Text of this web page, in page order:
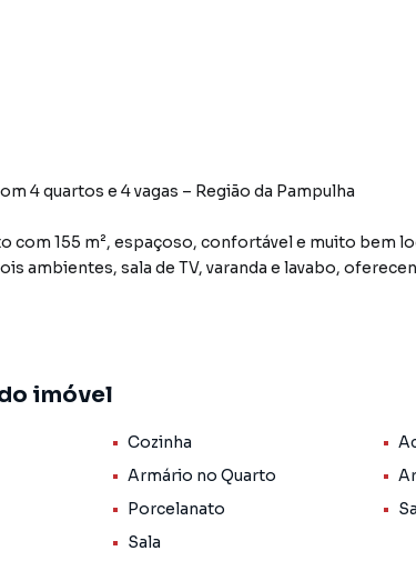
4 quartos e 4 vagas – Região da Pampulha
com 155 m², espaçoso, confortável e muito bem
ambientes, sala de TV, varanda e lavabo,
de área de serviço e DCE completa.
e 4 vagas de garagem cobertas e
com fácil acesso ao aeroporto da Pampulha,
imóvel
Cozinha
Armário no Quarto
Porcelanato
Sala